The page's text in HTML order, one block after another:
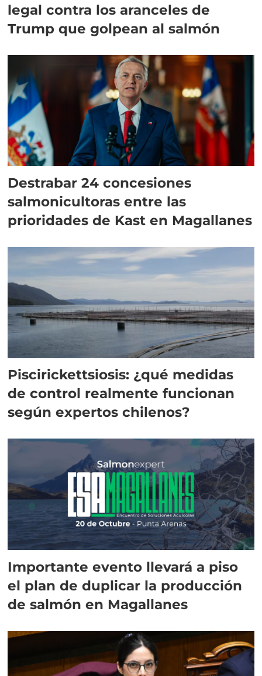
legal contra los aranceles de
Trump que golpean al salmón
Destrabar 24 concesiones
salmonicultoras entre las
prioridades de Kast en Magallanes
Piscirickettsiosis: ¿qué medidas
de control realmente funcionan
según expertos chilenos?
Importante evento llevará a piso
el plan de duplicar la producción
de salmón en Magallanes